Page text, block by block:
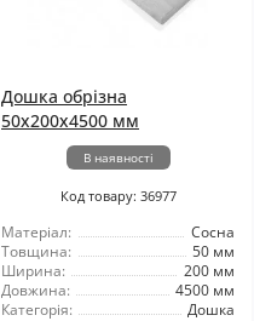
Дошка обрізна
50x200x4500 мм
В наявності
Код товару: 36977
Матеріал:
Сосна
Товщина:
50 мм
Ширина:
200 мм
Довжина:
4500 мм
Категорія:
Дошка